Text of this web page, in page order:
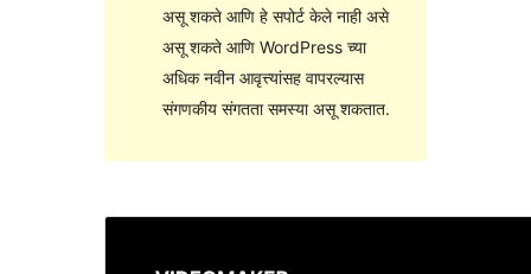
असू शकते आणि हे सपोर्ट केले नाही असे
असू शकते आणि WordPress च्या
अधिक नवीन आवृत्त्यांसह वापरल्यास
संगणकीय संगतता समस्या असू शकतात.